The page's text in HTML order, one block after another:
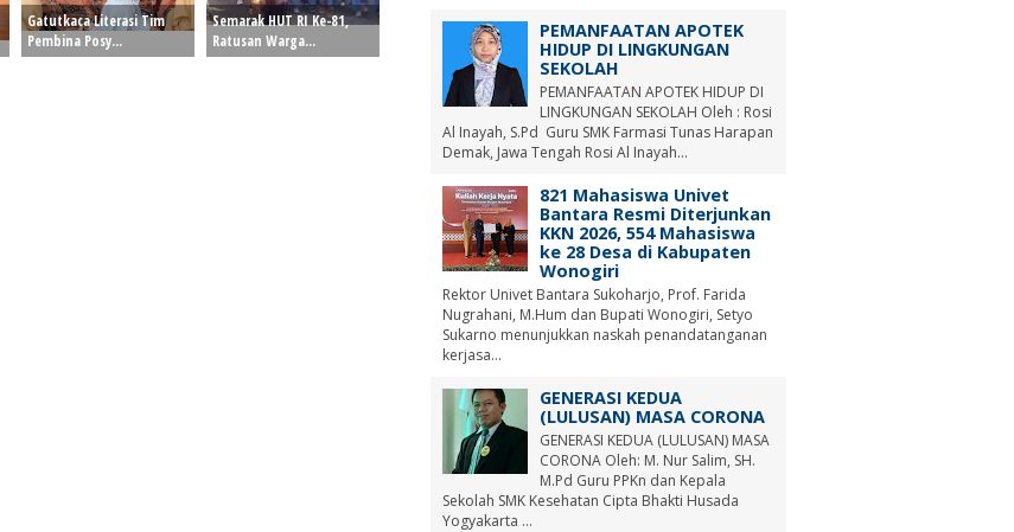
Gatutkaca Literasi Tim
Pembina Posy...
Semarak HUT RI Ke-81,
Ratusan Warga...
PEMANFAATAN APOTEK
HIDUP DI LINGKUNGAN
SEKOLAH
PEMANFAATAN APOTEK HIDUP DI
LINGKUNGAN SEKOLAH Oleh : Rosi
Al Inayah, S.Pd Guru SMK Farmasi Tunas Harapan
Demak, Jawa Tengah Rosi Al Inayah...
821 Mahasiswa Univet
Bantara Resmi Diterjunkan
KKN 2026, 554 Mahasiswa
ke 28 Desa di Kabupaten
Wonogiri
Rektor Univet Bantara Sukoharjo, Prof. Farida
Nugrahani, M.Hum dan Bupati Wonogiri, Setyo
Sukarno menunjukkan naskah penandatanganan
kerjasa...
GENERASI KEDUA
(LULUSAN) MASA CORONA
GENERASI KEDUA (LULUSAN) MASA
CORONA Oleh: M. Nur Salim, SH.
M.Pd Guru PPKn dan Kepala
Sekolah SMK Kesehatan Cipta Bhakti Husada
Yogyakarta ...